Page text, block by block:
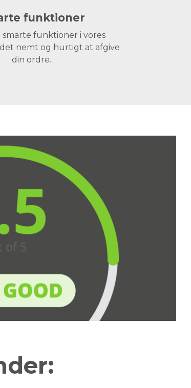
funktioner
smarte funktioner i vores
nemt og hurtigt at afgive
din ordre.